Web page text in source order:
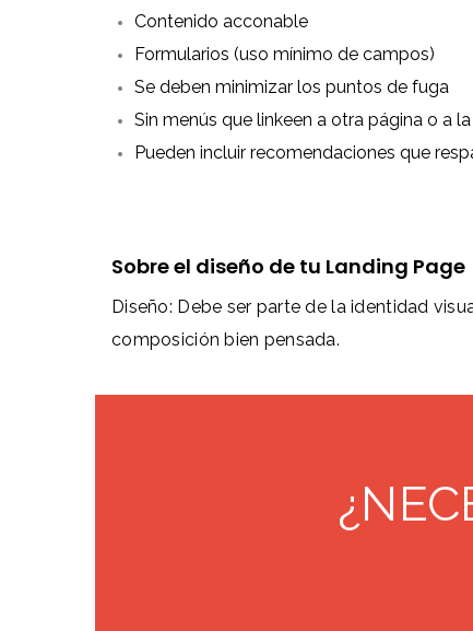
Contenido acconable
Formularios (uso mínimo de campos)
Se deben minimizar los puntos de fuga
Sin menús que linkeen a otra página o a
Pueden incluir recomendaciones que
Sobre el diseño de tu Landing Page
Diseño: Debe ser parte de la identidad
composición bien pensada.